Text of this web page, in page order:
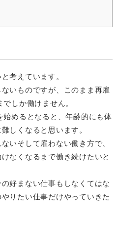
考えています。
いものですが、このまま再雇
しか働けません。
めるとなると、年齢的にも体
しくなると思います。
いそして雇わない働き方で、
なくなるまで働き続けたいと
好まない仕事もしなくてはな
りたい仕事だけやっていきた